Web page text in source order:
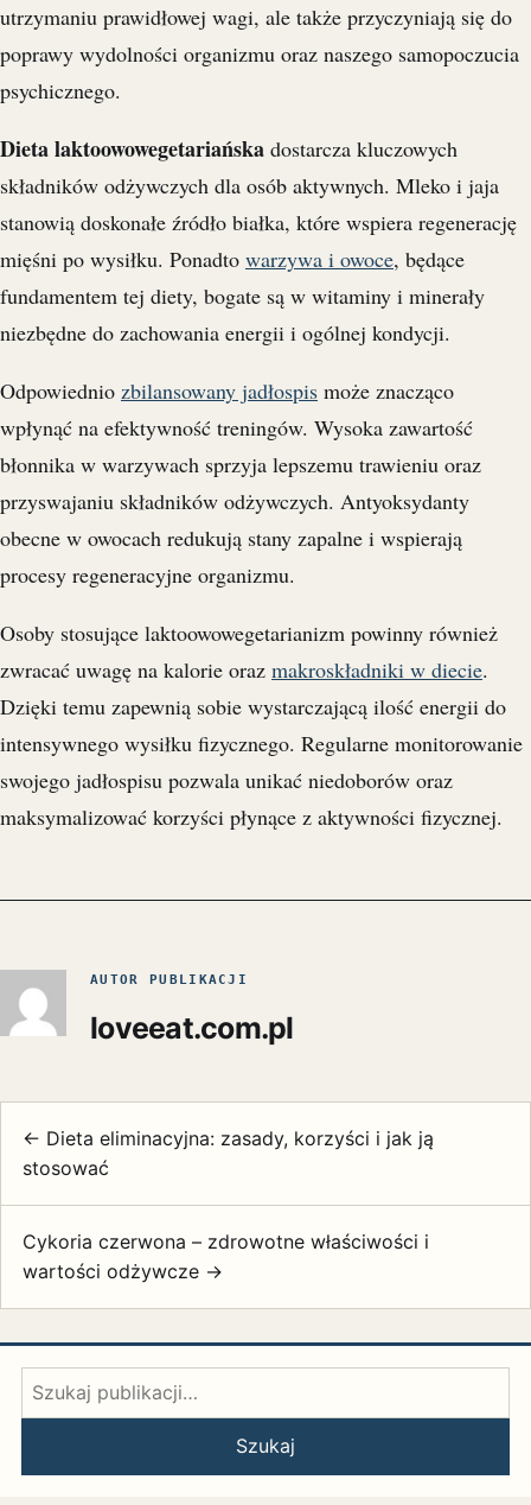
utrzymaniu prawidłowej wagi, ale także przyczyniają się do
poprawy wydolności organizmu oraz naszego samopoczucia
psychicznego.
Dieta laktoowowegetariańska dostarcza kluczowych
składników odżywczych dla osób aktywnych. Mleko i jaja
stanowią doskonałe źródło białka, które wspiera regenerację
mięśni po wysiłku. Ponadto warzywa i owoce, będące
fundamentem tej diety, bogate są w witaminy i minerały
niezbędne do zachowania energii i ogólnej kondycji.
Odpowiednio zbilansowany jadłospis może znacząco
wpłynąć na efektywność treningów. Wysoka zawartość
błonnika w warzywach sprzyja lepszemu trawieniu oraz
przyswajaniu składników odżywczych. Antyoksydanty
obecne w owocach redukują stany zapalne i wspierają
procesy regeneracyjne organizmu.
Osoby stosujące laktoowowegetarianizm powinny również
zwracać uwagę na kalorie oraz makroskładniki w diecie.
Dzięki temu zapewnią sobie wystarczającą ilość energii do
intensywnego wysiłku fizycznego. Regularne monitorowanie
swojego jadłospisu pozwala unikać niedoborów oraz
maksymalizować korzyści płynące z aktywności fizycznej.
AUTOR PUBLIKACJI
loveeat.com.pl
← Dieta eliminacyjna: zasady, korzyści i jak ją
stosować
Cykoria czerwona – zdrowotne właściwości i
wartości odżywcze →
Szukaj:
Szukaj